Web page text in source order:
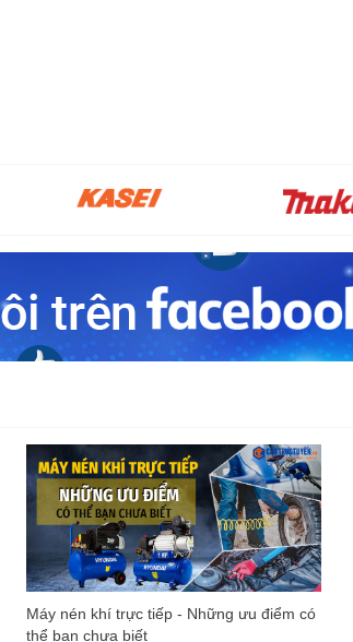
Máy nén khí trực tiếp - Những ưu điểm có
thể bạn chưa biết